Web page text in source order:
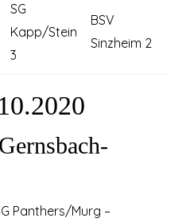
SG
Kapp/Stein
3
BSV
Sinzheim 2
Panthers/Murg –